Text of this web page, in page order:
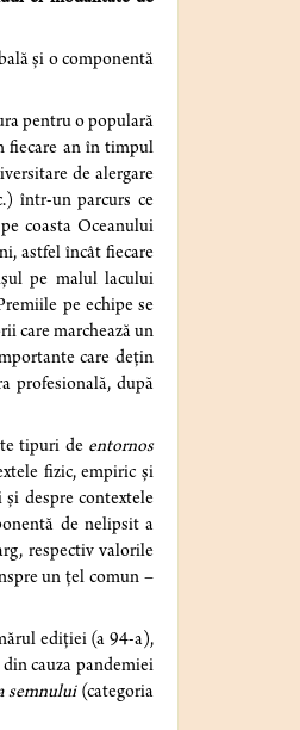
și o componentă
pentru o populară
fiecare an în timpul
de alergare
într-un parcurs ce
coasta Oceanului
astfel încât fiecare
pe malul lacului
pe echipe se
care marchează un
care dețin
profesională, după
tipuri de entornos
fizic, empiric și
despre contextele
de nelipsit a
respectiv valorile
un țel comun –
ediției (a 94-a),
cauza pandemiei
semnului(categoria